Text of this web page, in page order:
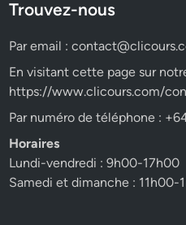
Trouvez-nous
Par email :
En visitant cette page sur
https://www.clicours.com/
Par numéro de téléphone :
Horaires
Lundi-vendredi : 9h00-17h00
Samedi et dimanche : 11h00-